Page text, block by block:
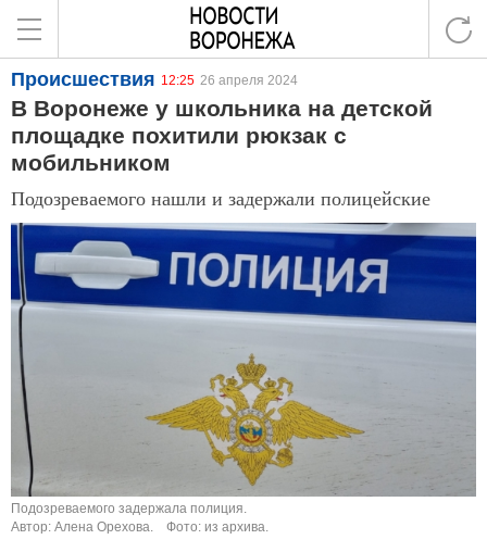
Происшествия 12:25 26 апреля 2024
В Воронеже у школьника на детской
площадке похитили рюкзак с
мобильником
Подозреваемого нашли и задержали полицейские
Подозреваемого задержала полиция.
Автор: Алена Орехова.
Фото: из архива.